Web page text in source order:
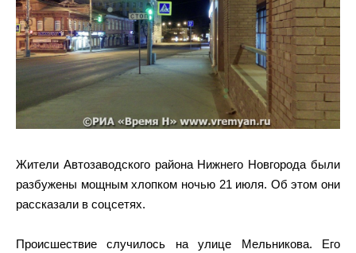
Жители Автозаводского района Нижнего Новгорода были
разбужены мощным хлопком ночью 21 июля. Об этом они
рассказали в соцсетях.
Происшествие случилось на улице Мельникова. Его